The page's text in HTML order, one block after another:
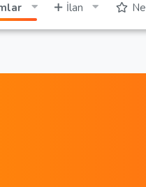
İlan